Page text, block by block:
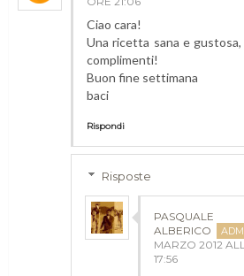
Ciao cara!
Una ricetta sana e
complimenti!
Buon fine settimana
baci
Rispondi
Risposte
PASQUALE
ALBERICO
MARZO 2012
17:56